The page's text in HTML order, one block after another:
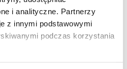
i analityczne. Partnerzy
z innymi podstawowymi
podczas korzystania